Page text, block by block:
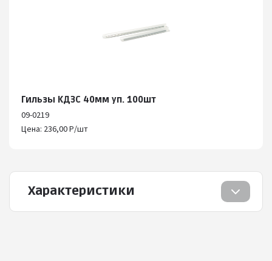
Гильзы КДЗС 40мм уп. 100шт
09-0219
Цена: 236,00 Р/шт
Характеристики